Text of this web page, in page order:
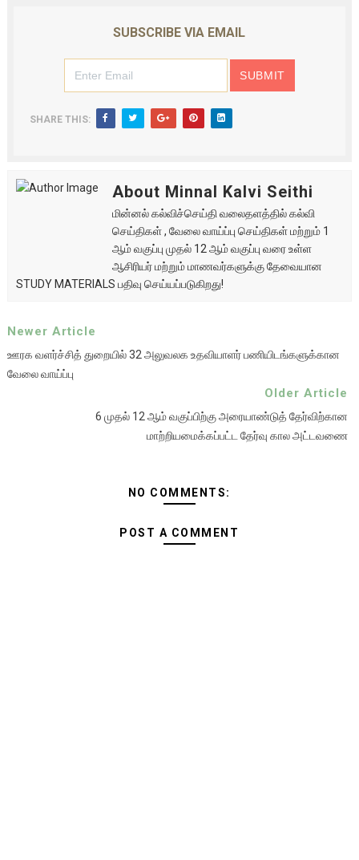
SUBSCRIBE VIA EMAIL
SHARE THIS:
About Minnal Kalvi Seithi
மின்னல் கல்விச்செய்தி வலைதளத்தில் கல்வி
செய்திகள் , வேலை வாய்ப்பு செய்திகள் மற்றும் 1
ஆம் வகுப்பு முதல் 12 ஆம் வகுப்பு வரை உள்ள
ஆசிரியர் மற்றும் மாணவர்களுக்கு தேவையான
STUDY MATERIALS பதிவு செய்யப்படுகிறது!
Newer Article
ஊரக வளர்ச்சித் துறையில் 32 அலுவலக உதவியாளர் பணியிடங்களுக்கான
வேலை வாய்ப்பு
Older Article
6 முதல் 12 ஆம் வகுப்பிற்கு அரையாண்டுத் தேர்விற்கான
மாற்றியமைக்கப்பட்ட தேர்வு கால அட்டவணை
NO COMMENTS:
POST A COMMENT